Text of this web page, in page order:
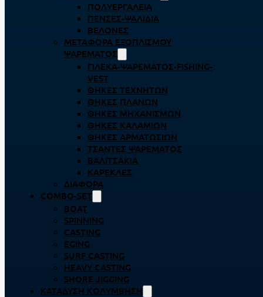
ΠΟΛΥΕΡΓΑΛΕΊΑ
ΠΈΝΣΕΣ-ΨΑΛΊΔΙΑ
ΒΕΛΌΝΕΣ
ΜΕΤΑΦΟΡΆ ΕΞΟΠΛΙΣΜΟΎ
ΨΑΡΈΜΑΤΟΣ
ΓΙΛΈΚΑ-ΨΑΡΈΜΑΤΟΣ-FISHING-
VEST
ΘΉΚΕΣ ΤΕΧΝΗΤΏΝ
ΘΉΚΕΣ ΠΛΆΝΩΝ
ΘΉΚΕΣ ΜΗΧΑΝΙΣΜΏΝ
ΘΉΚΕΣ ΚΑΛΑΜΙΏΝ
ΘΉΚΕΣ ΑΡΜΑΤΩΣΙΏΝ
ΤΣΆΝΤΕΣ ΨΑΡΈΜΑΤΟΣ
ΒΑΛΙΤΣΆΚΙΑ
ΚΑΡΈΚΛΕΣ
ΔΙΆΦΟΡΑ
COMBO-SET
BOAT
SPINNING
CASTING
EGING
SURF CASTING
HEAVY CASTING
SHORE JIGGING
ΚΑΤΆΔΥΣΗ ΚΟΛΎΜΒΗΣΗ